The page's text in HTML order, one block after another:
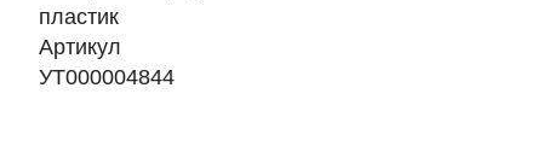
пластик
Артикул
УТ000004844